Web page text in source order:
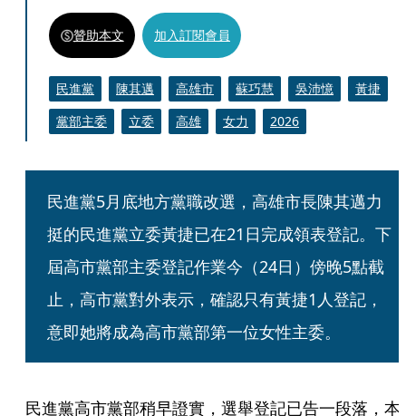
贊助本文 加入訂閱會員
民進黨 陳其邁 高雄市 蘇巧慧 吳沛憶
黃捷
黨部主委
立委 高雄 女力 2026
民進黨5月底地方黨職改選，高雄市長陳其邁力
挺的民進黨立委黃捷已在21日完成領表登記。下
屆高市黨部主委登記作業今（24日）傍晚5點截
止，高市黨對外表示，確認只有黃捷1人登記，
意即她將成為高市黨部第一位女性主委。
民進黨高市黨部稍早證實，選舉登記已告一段落，本